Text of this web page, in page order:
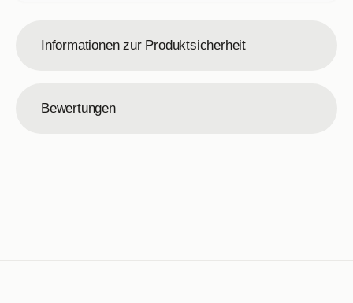
Informationen zur Produktsicherheit
Bewertungen